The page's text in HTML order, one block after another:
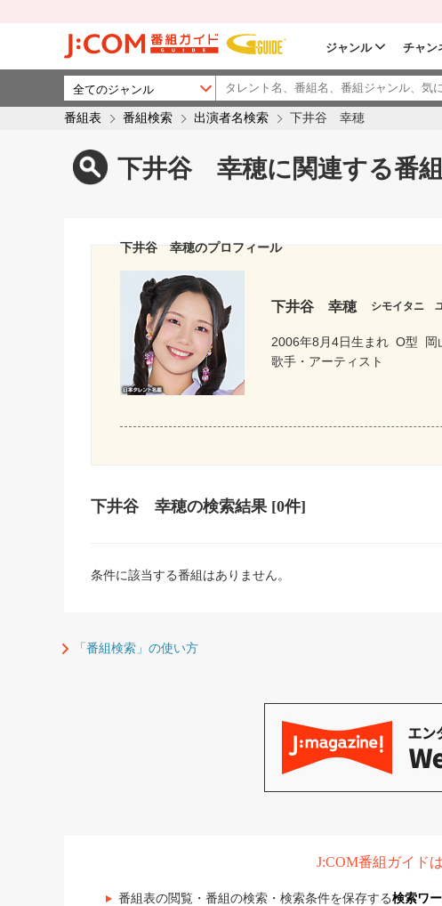
ジャンル チャン
番組表 番組検索 出演者名検索 下井谷 幸穂
下井谷 幸穂に関連する番組
下井谷 幸穂のプロフィール
下井谷 幸穂 シモイタニ
2006年8月4日生まれ O型
岡
歌手・アーティスト
下井谷 幸穂の検索結果 [0件]
条件に該当する番組はありません。
「番組検索」の使い方
J:COM番組ガイド
番組表の閲覧・番組の検索・検索条件を保存する検索ワ